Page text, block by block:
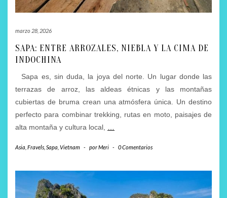
marzo 28, 2026
SAPA: ENTRE ARROZALES, NIEBLA Y LA CIMA DE
INDOCHINA
Sapa es, sin duda, la joya del norte. Un lugar donde las
terrazas de arroz, las aldeas étnicas y las montañas
cubiertas de bruma crean una atmósfera única. Un destino
perfecto para combinar trekking, rutas en moto, paisajes de
alta montaña y cultura local,
Asia Fravels Sapa Vietnam - porMeri - 0 Comentarios